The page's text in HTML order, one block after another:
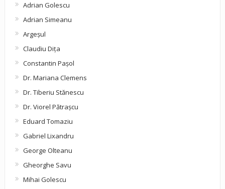
Adrian Golescu
Adrian Simeanu
Argeşul
Claudiu Diţa
Constantin Pașol
Dr. Mariana Clemens
Dr. Tiberiu Stănescu
Dr. Viorel Pătraşcu
Eduard Tomaziu
Gabriel Lixandru
George Olteanu
Gheorghe Savu
Mihai Golescu